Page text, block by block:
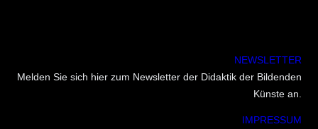
NEWSLETTER
Melden Sie sich hier zum Newsletter der Didaktik der Bildenden
Künste an.
IMPRESSUM